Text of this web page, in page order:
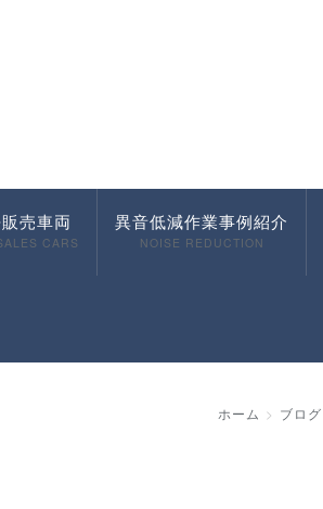
売車両
CARS
異音低減作業事例紹介
NOISE REDUCTION
ホーム ブログ